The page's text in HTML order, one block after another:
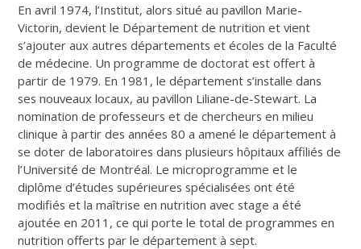
En avril 1974, l’Institut, alors situé au pavillon Marie-
Victorin, devient le Département de nutrition et vient
s’ajouter aux autres départements et écoles de la Faculté
de médecine. Un programme de doctorat est offert à
partir de 1979. En 1981, le département s’installe dans
ses nouveaux locaux, au pavillon Liliane-de-Stewart. La
nomination de professeurs et de chercheurs en milieu
clinique à partir des années 80 a amené le département à
se doter de laboratoires dans plusieurs hôpitaux affiliés de
l’Université de Montréal. Le microprogramme et le
diplôme d’études supérieures spécialisées ont été
modifiés et la maîtrise en nutrition avec stage a été
ajoutée en 2011, ce qui porte le total de programmes en
nutrition offerts par le département à sept.